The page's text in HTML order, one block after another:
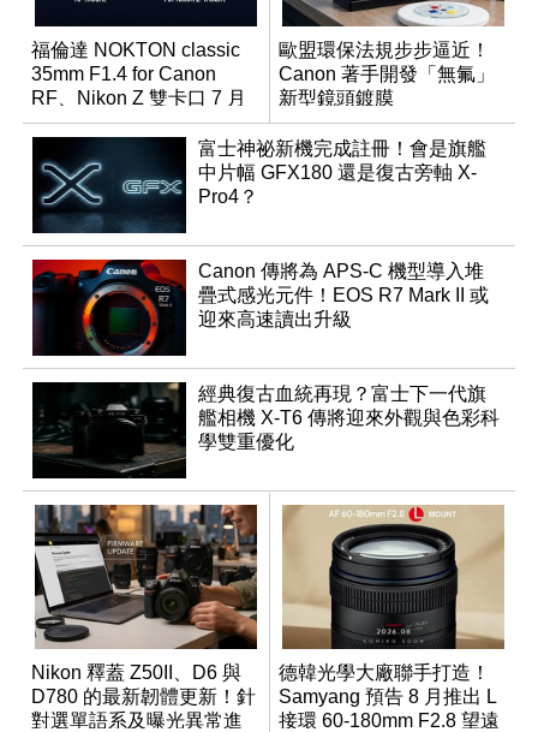
福倫達 NOKTON classic
35mm F1.4 for Canon
RF、Nikon Z 雙卡口 7 月
同步登台
歐盟環保法規步步逼近！
Canon 著手開發「無氟」
新型鏡頭鍍膜
富士神祕新機完成註冊！會是旗艦
中片幅 GFX180 還是復古旁軸 X-
Pro4？
Canon 傳將為 APS-C 機型導入堆
疊式感光元件！EOS R7 Mark II 或
迎來高速讀出升級
經典復古血統再現？富士下一代旗
艦相機 X-T6 傳將迎來外觀與色彩科
學雙重優化
Nikon 釋蓋 Z50II、D6 與
D780 的最新韌體更新！針
對選單語系及曝光異常進
德韓光學大廠聯手打造！
Samyang 預告 8 月推出 L
接環 60-180mm F2.8 望遠